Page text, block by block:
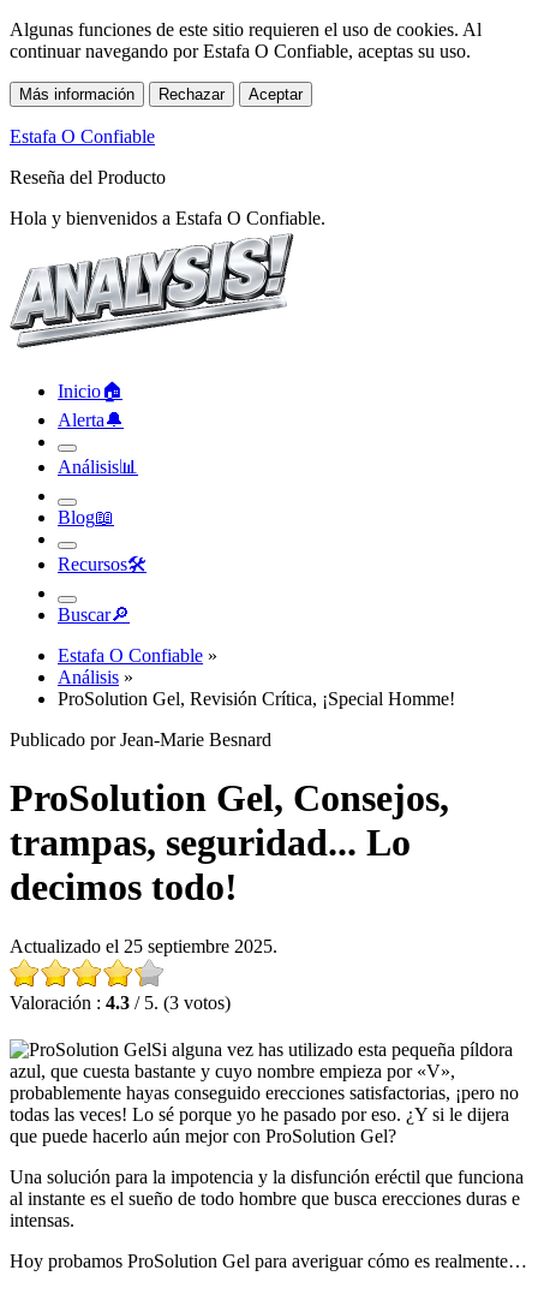
Algunas funciones de este sitio requieren el uso de cookies. Al
continuar navegando por Estafa O Confiable, aceptas su uso.
Más información Rechazar Aceptar
Estafa O Confiable
Reseña del Producto
Hola y bienvenidos a Estafa O Confiable.
Inicio🏠︎
Alerta🔔︎
Análisis📊︎
Blog📖︎
Recursos🛠︎
Buscar🔎︎
Estafa O Confiable »
Análisis »
ProSolution Gel, Revisión Crítica, ¡Special Homme!
Publicado por Jean-Marie Besnard
ProSolution Gel, Consejos,
trampas, seguridad... Lo
decimos todo!
Actualizado el 25 septiembre 2025.
Valoración : 4.3 / 5. (3 votos)
Si alguna vez has utilizado esta pequeña píldora
azul, que cuesta bastante y cuyo nombre empieza por «V»,
probablemente hayas conseguido erecciones satisfactorias, ¡pero no
todas las veces! Lo sé porque yo he pasado por eso. ¿Y si le dijera
que puede hacerlo aún mejor con ProSolution Gel?
Una solución para la impotencia y la disfunción eréctil que funciona
al instante es el sueño de todo hombre que busca erecciones duras e
intensas.
Hoy probamos ProSolution Gel para averiguar cómo es realmente…